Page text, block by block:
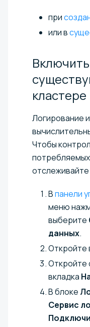
при
или в
кластере
Логирование
Чтобы
Впанели
меню
выберите
данных.
Откройте
Откройте
вкладка
В блоке
Сервис